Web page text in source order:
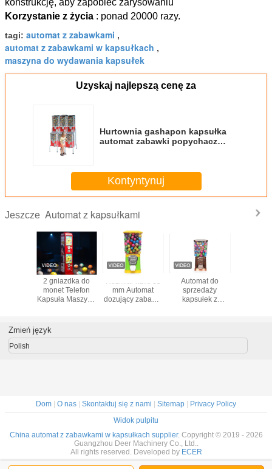
Korzystanie z życia : ponad 20000 razy.
tagi: automat z zabawkami ,
automat z zabawkami w kapsułkach ,
maszyna do wydawania kapsułek
Uzyskaj najlepszą cenę za
Hurtownia gashapon kapsułka
automat zabawki popychacz
Kontyntynuj
Jeszcze Automat z kapsułkami
i
ciele
2 gniazdka do
monet Telefon
Kapsuła Maszyna
Puchnięta piłka i
więcej
Rozmiar kulki 35
mm Automat
dozujący zabawki
Automat do
sprzedaży
kapsułek z
Zmień język
Polish
Dom | O nas | Skontaktuj się z nami | Sitemap | Privacy Policy
Widok pulpitu
China automat z zabawkami w kapsułkach supplier. Copyright © 2019 - 2026
Guangzhou Deer Machinery Co., Ltd..
All rights reserved. Developed by ECER